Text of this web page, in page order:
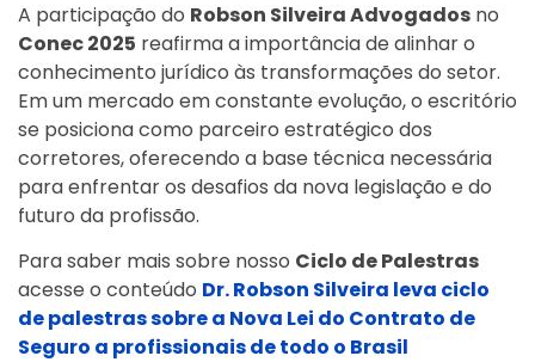
A participação do Robson Silveira Advogados no
Conec 2025 reafirma a importância de alinhar o
conhecimento jurídico às transformações do setor.
Em um mercado em constante evolução, o escritório
se posiciona como parceiro estratégico dos
corretores, oferecendo a base técnica necessária
para enfrentar os desafios da nova legislação e do
futuro da profissão.
Para saber mais sobre nosso Ciclo de Palestras
acesse o conteúdo Dr. Robson Silveira leva ciclo
de palestras sobre a Nova Lei do Contrato de
Seguro a profissionais de todo o Brasil